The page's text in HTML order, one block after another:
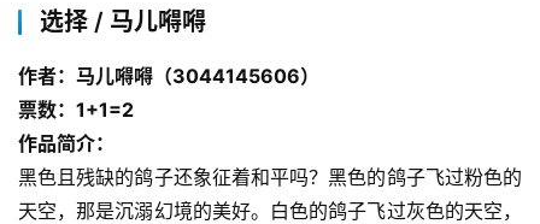
选择 / 马儿嘚嘚
作者：马儿嘚嘚（3044145606）
票数：1+1=2
作品简介：
黑色且残缺的鸽子还象征着和平吗？黑色的鸽子飞过粉色的
天空，那是沉溺幻境的美好。白色的鸽子飞过灰色的天空，